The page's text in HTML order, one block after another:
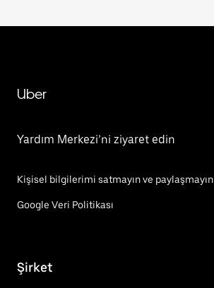
Uber
Yardım Merkezi’ni ziyaret edin
Kişisel bilgilerimi satmayın ve paylaşmayın
Google Veri Politikası
Şirket